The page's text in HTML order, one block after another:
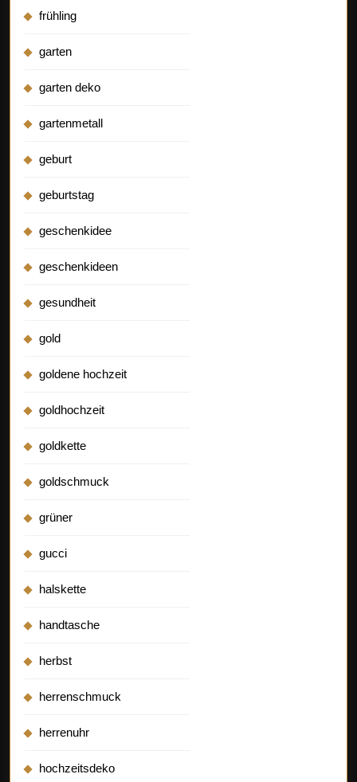
frühling
garten
garten deko
gartenmetall
geburt
geburtstag
geschenkidee
geschenkideen
gesundheit
gold
goldene hochzeit
goldhochzeit
goldkette
goldschmuck
grüner
gucci
halskette
handtasche
herbst
herrenschmuck
herrenuhr
hochzeitsdeko